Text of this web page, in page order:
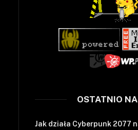
OSTATNIO
Jak działa Cyberpunk 2077